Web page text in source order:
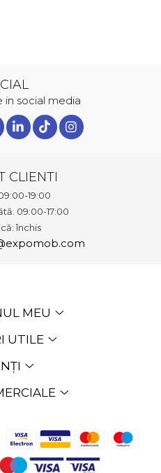
in social media
CLIENTI
19:00
09:00-17:00
închis
MEU
UTILE